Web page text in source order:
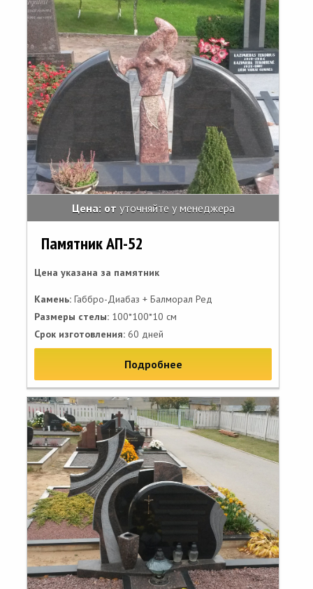
Цена: от уточняйте у менеджера
Памятник АП-52
Цена указана за памятник
Камень: Габбро-Диабаз + Балморал Ред
Размеры стелы: 100*100*10 см
Срок изготовления: 60 дней
Подробнее